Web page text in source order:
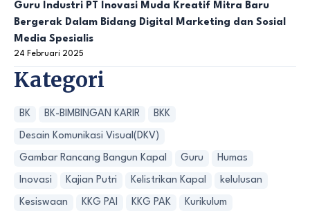
Guru Industri PT Inovasi Muda Kreatif Mitra Baru
Bergerak Dalam Bidang Digital Marketing dan Sosial
Media Spesialis
24 Februari 2025
Kategori
BK BK-BIMBINGAN KARIR BKK
Desain Komunikasi Visual(DKV)
Gambar Rancang Bangun Kapal Guru Humas
Inovasi Kajian Putri Kelistrikan Kapal kelulusan
Kesiswaan KKG PAI KKG PAK Kurikulum